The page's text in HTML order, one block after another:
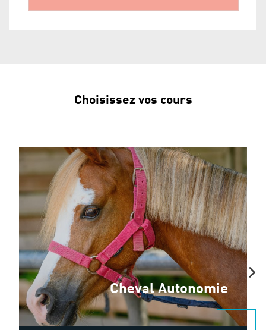
Choisissez vos cours
Cheval Autonomie